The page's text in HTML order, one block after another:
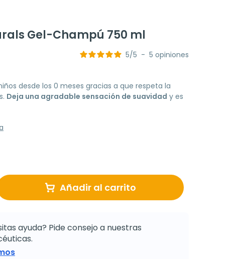
Gel-Champú 750 ml
5/5 - 5 opiniones
desde los 0 meses gracias a que respeta la
Deja una agradable sensación de suavidad y es
Añadir al carrito
ayuda? Pide consejo a nuestras